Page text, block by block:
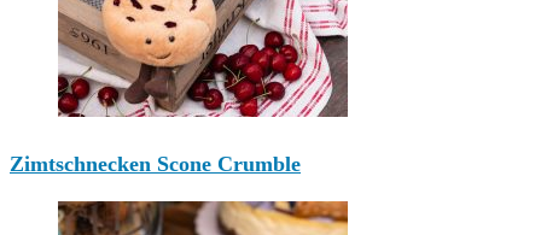
Zimtschnecken Scone Crumble